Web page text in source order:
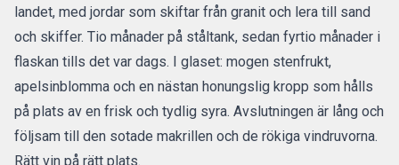
landet, med jordar som skiftar från granit och lera till sand
och skiffer. Tio månader på ståltank, sedan fyrtio månader i
flaskan tills det var dags. I glaset: mogen stenfrukt,
apelsinblomma och en nästan honungslig kropp som hålls
på plats av en frisk och tydlig syra. Avslutningen är lång och
följsam till den sotade makrillen och de rökiga vindruvorna.
Rätt vin på rätt plats.